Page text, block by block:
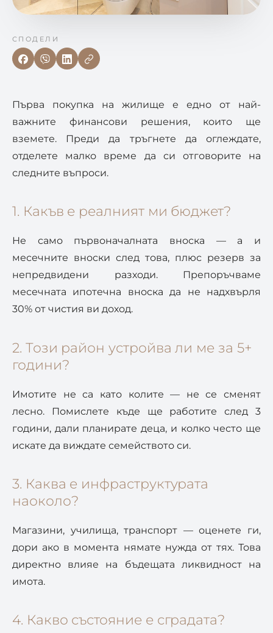
СПОДЕЛИ
Първа покупка на жилище е едно от най-
важните финансови решения, които ще
вземете. Преди да тръгнете да оглеждате,
отделете малко време да си отговорите на
следните въпроси.
1. Какъв е реалният ми бюджет?
Не само първоначалната вноска — а и
месечните вноски след това, плюс резерв за
непредвидени разходи. Препоръчваме
месечната ипотечна вноска да не надхвърля
30% от чистия ви доход.
2. Този район устройва ли ме за 5+
години?
Имотите не са като колите — не се сменят
лесно. Помислете къде ще работите след 3
години, дали планирате деца, и колко често ще
искате да виждате семейството си.
3. Каква е инфраструктурата
наоколо?
Магазини, училища, транспорт — оценете ги,
дори ако в момента нямате нужда от тях. Това
директно влияе на бъдещата ликвидност на
имота.
4. Какво състояние е сградата?